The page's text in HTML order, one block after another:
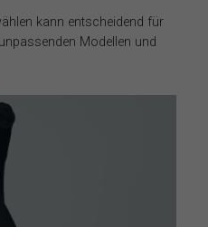
kann entscheidend für
Modellen und